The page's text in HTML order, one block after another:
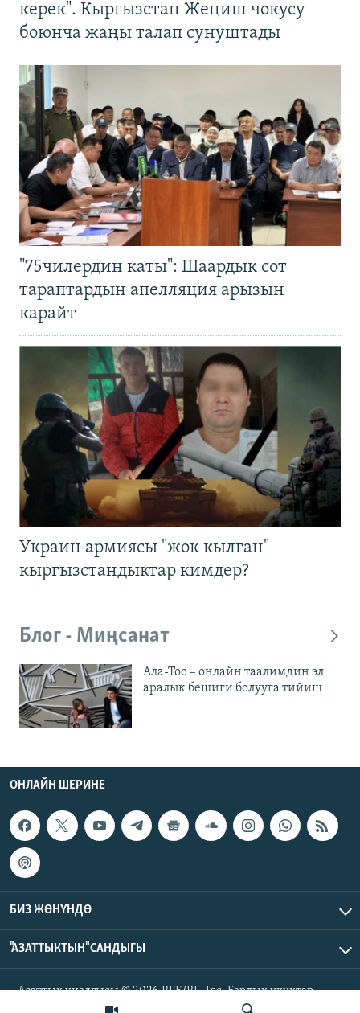
керек". Кыргызстан Жеңиш чокусу
боюнча жаңы талап сунуштады
"75чилердин каты": Шаардык сот
тараптардын апелляция арызын
карайт
Украин армиясы "жок кылган"
кыргызстандыктар кимдер?
Блог - Миңсанат
Ала-Тоо – онлайн таалимдин эл
аралык бешиги болууга тийиш
ОНЛАЙН ШЕРИНЕ
БИЗ ЖӨНҮНДӨ
"АЗАТТЫКТЫН" САНДЫГЫ
Азаттык үналгысы © 2026 RFE/RL, Inc. Бардык укуктар